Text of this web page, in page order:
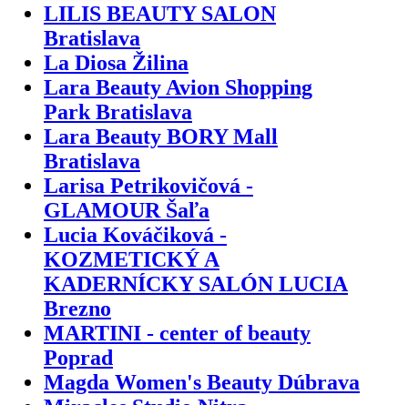
LILIS BEAUTY SALON
Bratislava
La Diosa Žilina
Lara Beauty Avion Shopping
Park Bratislava
Lara Beauty BORY Mall
Bratislava
Larisa Petrikovičová -
GLAMOUR Šaľa
Lucia Kováčiková -
KOZMETICKÝ A
KADERNÍCKY SALÓN LUCIA
Brezno
MARTINI - center of beauty
Poprad
Magda Women's Beauty Dúbrava